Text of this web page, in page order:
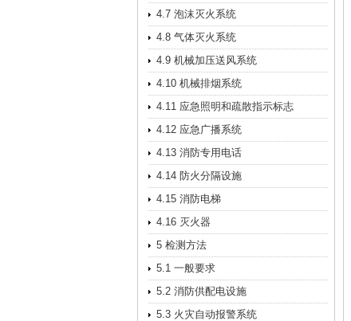
4.7 泡沫灭火系统
4.8 气体灭火系统
4.9 机械加压送风系统
4.10 机械排烟系统
4.11 应急照明和疏散指示标志
4.12 应急广播系统
4.13 消防专用电话
4.14 防火分隔设施
4.15 消防电梯
4.16 灭火器
5 检测方法
5.1 一般要求
5.2 消防供配电设施
5.3 火灾自动报警系统